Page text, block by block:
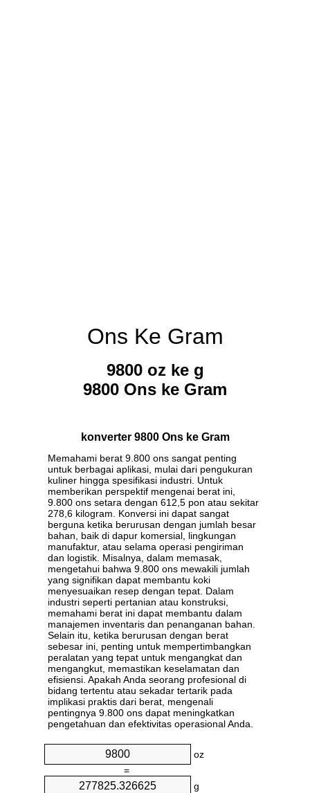
Ons Ke Gram
9800 oz ke g
9800 Ons ke Gram
konverter 9800 Ons ke Gram
Memahami berat 9.800 ons sangat penting
untuk berbagai aplikasi, mulai dari pengukuran
kuliner hingga spesifikasi industri. Untuk
memberikan perspektif mengenai berat ini,
9.800 ons setara dengan 612,5 pon atau sekitar
278,6 kilogram. Konversi ini dapat sangat
berguna ketika berurusan dengan jumlah besar
bahan, baik di dapur komersial, lingkungan
manufaktur, atau selama operasi pengiriman
dan logistik. Misalnya, dalam memasak,
mengetahui bahwa 9.800 ons mewakili jumlah
yang signifikan dapat membantu koki
menyesuaikan resep dengan tepat. Dalam
industri seperti pertanian atau konstruksi,
memahami berat ini dapat membantu dalam
manajemen inventaris dan penanganan bahan.
Selain itu, ketika berurusan dengan berat
sebesar ini, penting untuk mempertimbangkan
peralatan yang tepat untuk mengangkat dan
mengangkut, memastikan keselamatan dan
efisiensi. Apakah Anda seorang profesional di
bidang tertentu atau sekadar tertarik pada
implikasi praktis dari berat, mengenali
pentingnya 9.800 ons dapat meningkatkan
pengetahuan dan efektivitas operasional Anda.
oz
=
g